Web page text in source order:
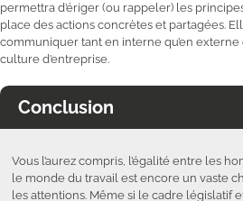
permettra d’ériger (ou rappeler) les
place des actions concrètes et partagées.
communiquer tant en interne qu’en
culture d’entreprise.
Conclusion
Vous l’aurez compris, l’égalité entre les
le monde du travail est encore un vaste
les attentions. Même si le cadre législatif